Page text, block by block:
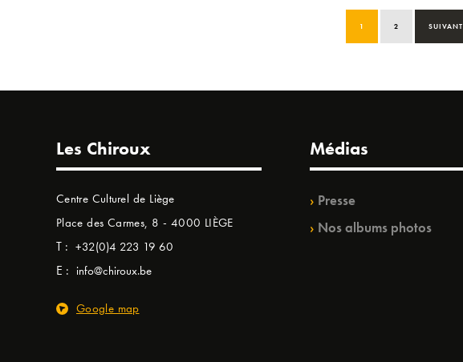
1 2 SUIVANT
Les Chiroux
Centre Culturel de Liège
Place des Carmes, 8 - 4000 LIÈGE
T : +32(0)4 223 19 60
E : info@chiroux.be
Google map
Médias
Presse
Nos albums photos